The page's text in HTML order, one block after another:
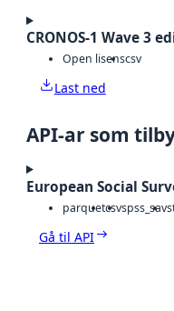
CRONOS-1 Wave 3
Open lisenscsv
Last ned
API-ar som
European Social
parquetcsvspss_sav
Gå til API